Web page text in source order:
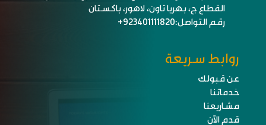
القطاع ج، بهريا تاون، لاهور، باكستان
رقم التواصل:923401111820+
روابط سريعة
عن قبولك
خدماتنا
مشاريعنا
قدم الآن